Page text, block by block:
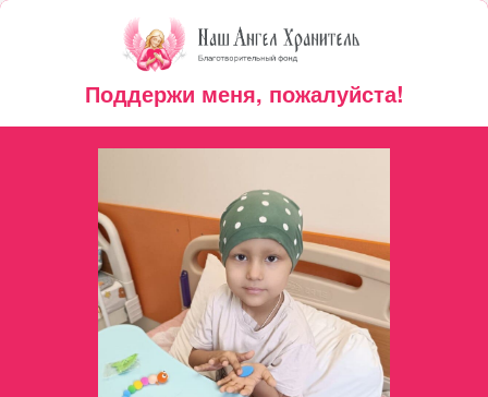
Поддержи меня, пожалуйста!